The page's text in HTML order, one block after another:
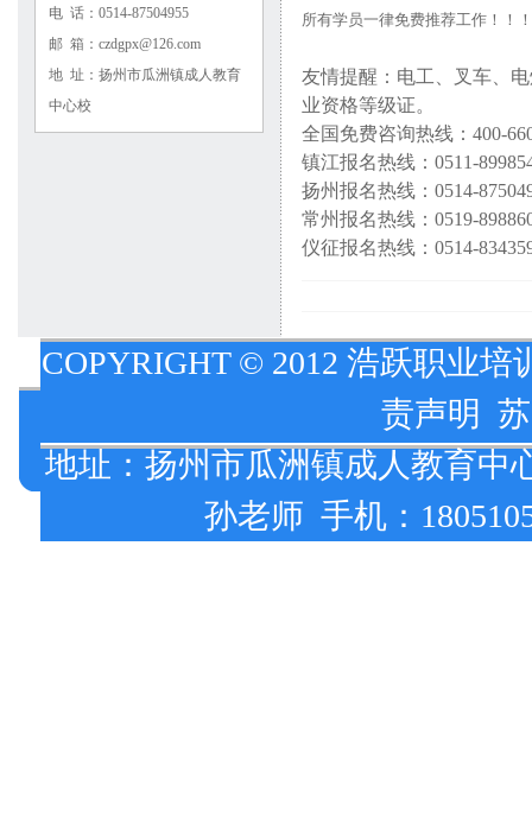
电 话：0514-87504955
邮 箱：czdgpx@126.com
地 址：扬州市瓜洲镇成人教育
中心校
所有学员一律免费推荐工作！！！
友情提醒：电工、叉车、
业资格等级证。
全国免费咨询热线： 400-
镇江报名热线： 0511-
扬州报名热线：0514-
常州报名热线：0519-
仪征报名热线：0514-
COPYRIGHT © 2012 浩跃职业
责声明
地址：扬州市瓜洲镇成人教育中
孙老师 手机：